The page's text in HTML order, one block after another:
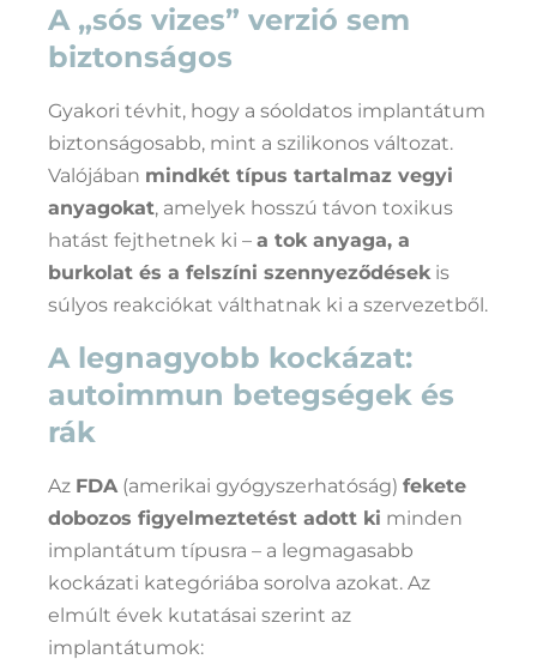
A „sós vizes” verzió sem
biztonságos
Gyakori tévhit, hogy a sóoldatos implantátum
biztonságosabb, mint a szilikonos változat.
Valójában mindkét típus tartalmaz vegyi
anyagokat, amelyek hosszú távon toxikus
hatást fejthetnek ki – a tok anyaga, a
burkolat és a felszíni szennyeződések is
súlyos reakciókat válthatnak ki a szervezetből.
A legnagyobb kockázat:
autoimmun betegségek és
rák
Az FDA (amerikai gyógyszerhatóság) fekete
dobozos figyelmeztetést adott ki minden
implantátum típusra – a legmagasabb
kockázati kategóriába sorolva azokat. Az
elmúlt évek kutatásai szerint az
implantátumok: